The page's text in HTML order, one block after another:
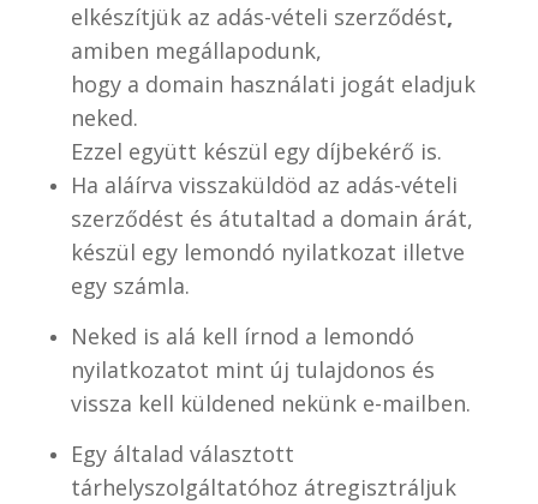
elkészítjük az adás-vételi szerződést,
amiben megállapodunk,
hogy a domain használati jogát eladjuk
neked.
Ezzel együtt készül egy díjbekérő is.
Ha aláírva visszaküldöd az adás-vételi
szerződést és átutaltad a domain árát,
készül egy lemondó nyilatkozat illetve
egy számla.
Neked is alá kell írnod a lemondó
nyilatkozatot mint új tulajdonos és
vissza kell küldened nekünk e-mailben.
Egy általad választott
tárhelyszolgáltatóhoz átregisztráljuk